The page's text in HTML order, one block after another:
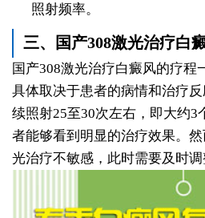
照射频率。
三、国产308激光治疗白
国产308激光治疗白癜风的疗程
具体取决于患者的病情和治疗
续照射25至30次左右，即大约3
者能够看到明显的治疗效果。
光治疗不敏感，此时需要及时调